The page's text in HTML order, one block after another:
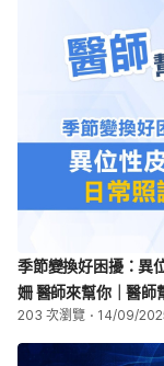
季節變換好困擾：異
姍 醫師來幫你｜醫師
203 次瀏覽 14/09/